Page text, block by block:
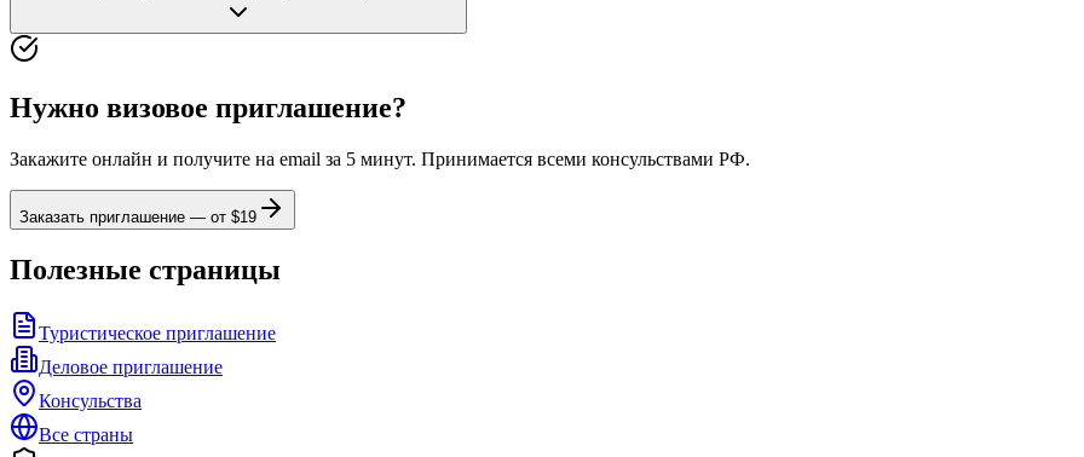
Нужно визовое приглашение?
Закажите онлайн и получите на email за 5 минут. Принимается всеми консульствами РФ.
Заказать приглашение — от $19
Полезные страницы
Туристическое приглашение
Деловое приглашение
Консульства
Все страны